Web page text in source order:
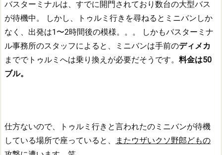
バスターミナルは、すでに開門されており数台の大型バス
が待機中。
しかし、トゥルミ行きを尋ねるとミニバンしか
なく、出発は1〜2時間後の模様。。。
しかもバスターミナ
ル事務所のスタッフによると、ミニバンは手前のディメカ
まででトゥルミへは乗り換えが必要だそうです。 料金は50
ブル。
仕方ないので、トゥルミ行きと言われたのミニバンが待機
している場所で座っていると、
またウザいクソ野郎どもの